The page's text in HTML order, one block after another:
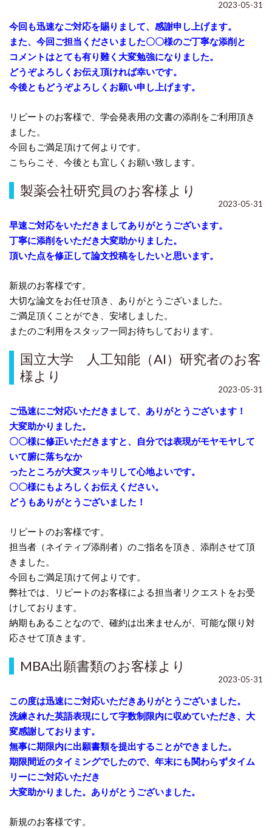
2023-05-31
今回も迅速なご対応を賜りまして、感謝申し上げます。
また、今回ご担当くださいました〇〇様のご丁寧な添削と
コメントはとても有り難く大変勉強になりました。
どうぞよろしくお伝え頂ければ幸いです。
今後ともどうぞよろしくお願い申し上げます。
リピートのお客様で、学会発表用の文書の添削をご利用頂き
ました。
今回もご満足頂けて何よりです。
こちらこそ、今後とも宜しくお願い致します。
製薬会社研究員のお客様より
2023-05-31
早速ご対応をいただきましてありがとうございます。
丁寧に添削をいただき大変助かりました。
頂いた点を修正して論文投稿をしたいと思います。
新規のお客様です。
大切な論文をお任せ頂き、ありがとうございました。
ご満足頂くことができ、安堵しました。
またのご利用をスタッフ一同お待ちしております。
国立大学 人工知能（AI）研究者のお客
様より
2023-05-31
ご迅速にご対応いただきまして、ありがとうございます！
大変助かりました。
〇〇様に修正いただきますと、自分では表現がモヤモヤして
いて腑に落ちなか
ったところが大変スッキリして心地よいです。
〇〇様にもよろしくお伝えください。
どうもありがとうございました！
リピートのお客様です。
担当者（ネイティブ添削者）のご指名を頂き、添削させて頂
きました。
今回もご満足頂けて何よりです。
弊社では、リピートのお客様による担当者リクエストをお受
けしております。
納期もあることなので、確約は出来ませんが、可能な限り対
応させて頂きます。
MBA出願書類のお客様より
2023-05-31
この度は迅速にご対応いただきありがとうございました。
洗練された英語表現にして字数制限内に収めていただき、大
変感謝しております。
無事に期限内に出願書類を提出することができました。
期限間近のタイミングでしたので、年末にも関わらずタイム
リーにご対応いただき
大変助かりました。ありがとうございました。
新規のお客様です。